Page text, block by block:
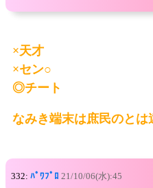
×天才
×セン○
◎チート
なみき端末は庶民のとは
332: ﾊﾟﾜﾌﾟﾛ 21/10/06(水):45